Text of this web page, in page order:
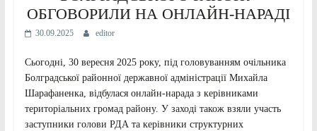
ОБГОВОРИЛИ НА ОНЛАЙН-НАРАДІ
30.09.2025 editor
Сьогодні, 30 вересня 2025 року, під головуванням очільника
Болградської районної державної адміністрації Михайла
Шарафаненка, відбулася онлайн-нарада з керівниками
територіальних громад району. У заході також взяли участь
заступники голови РДА та керівники структурних